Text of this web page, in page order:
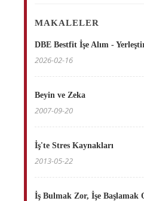
MAKALELER
DBE Bestfit İşe Alım -
2026-02-16
Beyin ve Zeka
2007-09-20
İş'te Stres Kaynakları
2013-05-22
İş Bulmak Zor, İşe Başlamak